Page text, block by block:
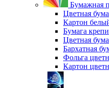
Бумажная
Цветная
Картон
Бумага
Цветная
Бархатная
Фольга
Картон